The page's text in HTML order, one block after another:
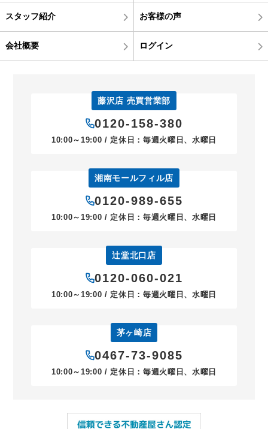
スタッフ紹介 お客様の声
会社概要 ログイン
藤沢店 売買営業部
0120-158-380
10:00～19:00 / 定休日：毎週火曜日、水曜日
湘南モールフィル店
0120-989-655
10:00～19:00 / 定休日：毎週火曜日、水曜日
辻堂北口店
0120-060-021
10:00～19:00 / 定休日：毎週火曜日、水曜日
茅ヶ崎店
0467-73-9085
10:00～19:00 / 定休日：毎週火曜日、水曜日